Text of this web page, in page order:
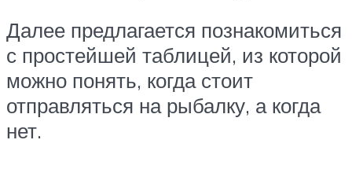
Далее предлагается познакомиться
с простейшей таблицей, из которой
можно понять, когда стоит
отправляться на рыбалку, а когда
нет.